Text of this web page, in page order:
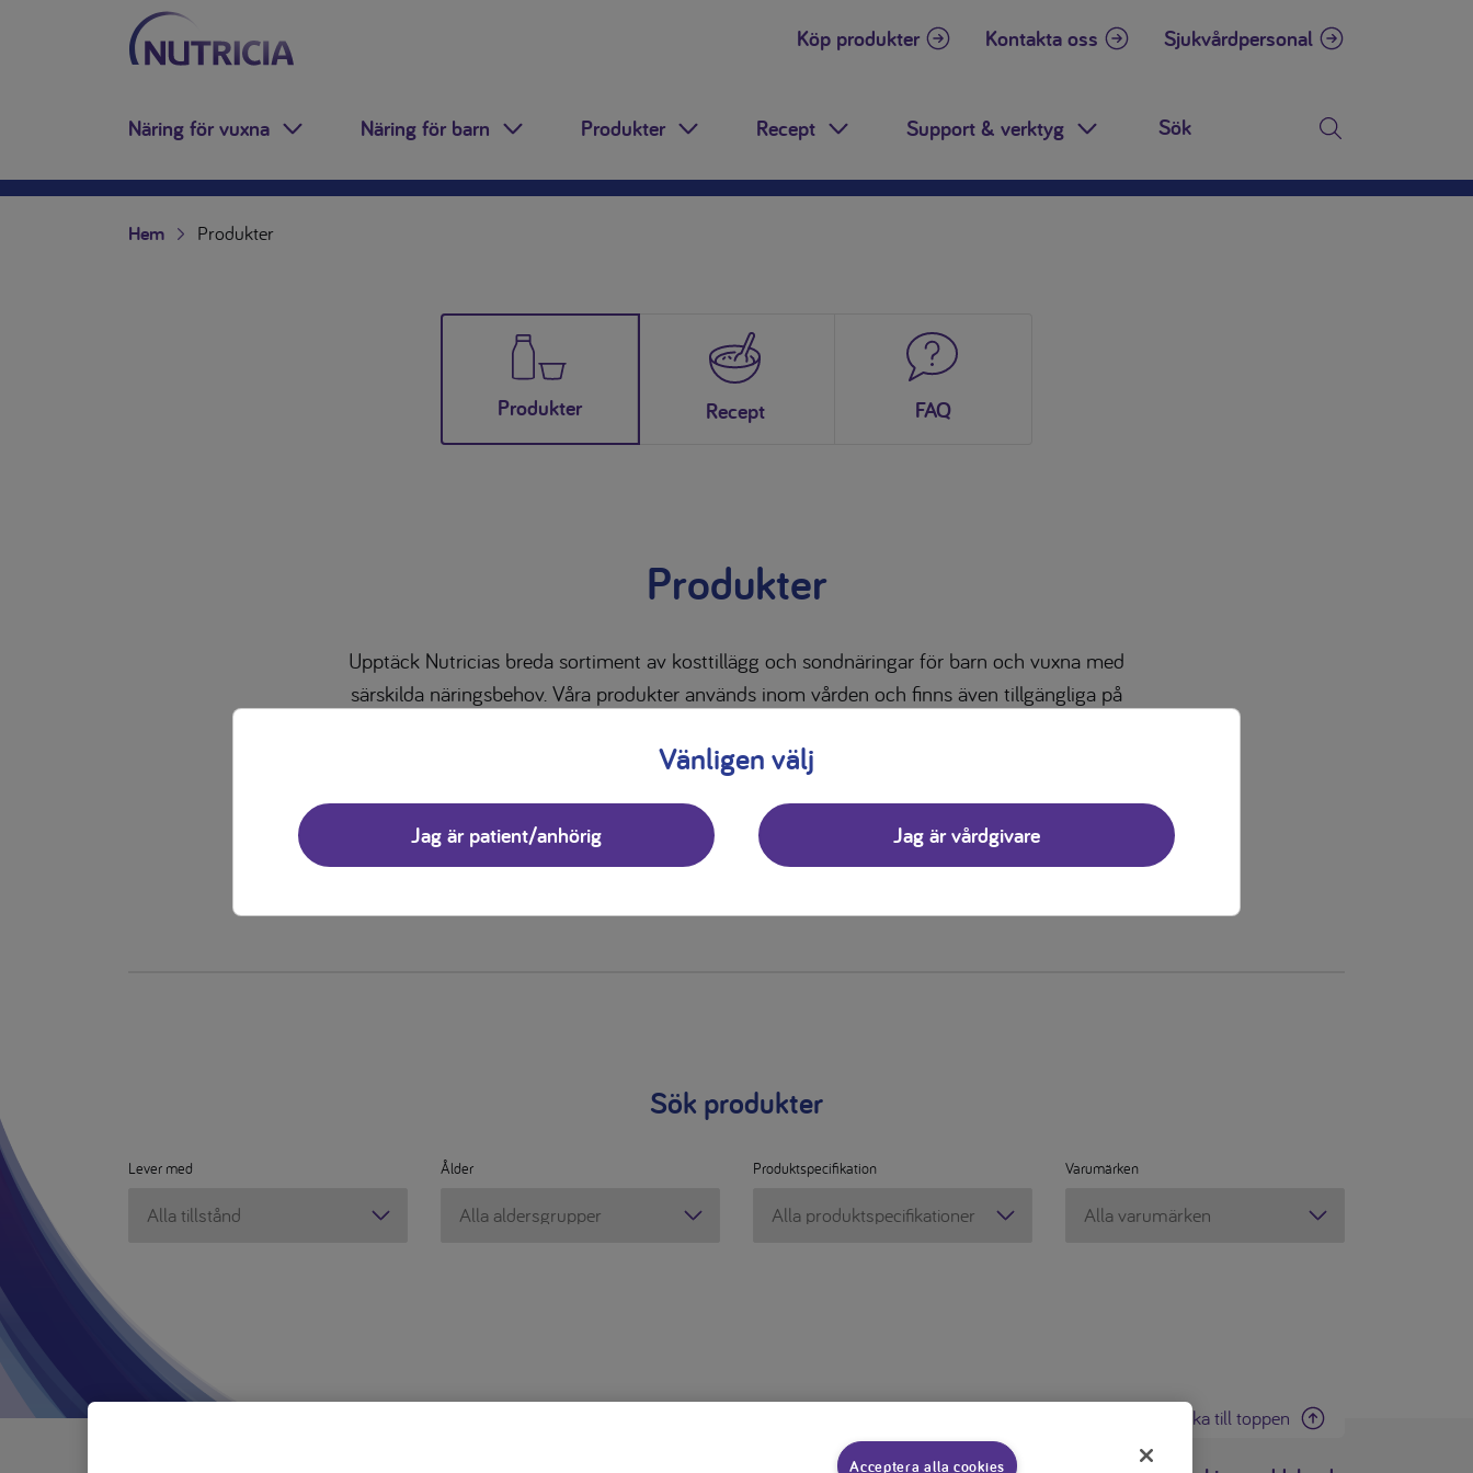
Hoppa till innehåll
Nutricia.se Köp produkter Kontakta oss Sjukvårdpersonal
Näring för vuxna Toggle Dropdown
Näring för barn Toggle Dropdown
Produkter Toggle Dropdown
Recept Toggle Dropdown
Support & verktyg Toggle Dropdown Sök
Hem Produkter
Produkter Recept FAQ
Produkter
Upptäck Nutricias breda sortiment av kosttillägg och sondnäringar för barn och vuxna med
särskilda näringsbehov. Våra produkter används inom vården och finns även tillgängliga på
För att upptäcka vårt sortiment av produkter som passar dig, filtrera gärna efter behov
nedan.
Sök produkter
Lever med
med
Ålder
Produktspecifikation
Varumärken
Tillbaka till toppen
Vänligen välj
Jag är patient/anhörig Jag är vårdgivare
Acceptera alla cookies